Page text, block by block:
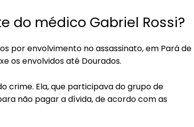
do médico Gabriel Rossi?
por envolvimento no assassinato, em Pará de
os envolvidos até Dourados.
crime. Ela, que participava do grupo de
não pagar a dívida, de acordo com as